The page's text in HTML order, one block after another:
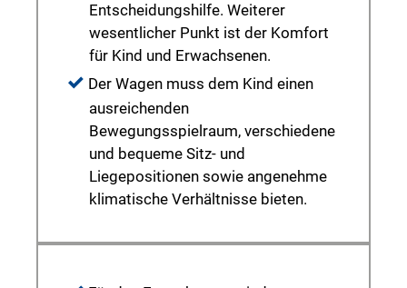
Entscheidungshilfe. Weiterer
wesentlicher Punkt ist der Komfort
für Kind und Erwachsenen.
Der Wagen muss dem Kind einen
ausreichenden
Bewegungsspielraum, verschiedene
und bequeme Sitz- und
Liegepositionen sowie angenehme
klimatische Verhältnisse bieten.